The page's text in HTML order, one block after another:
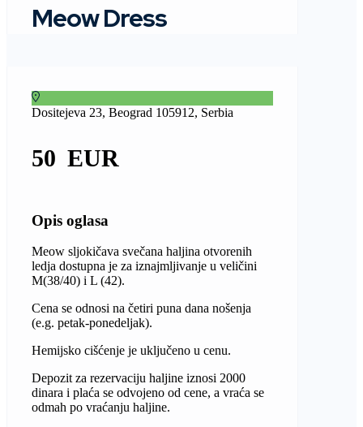
Meow Dress
Dositejeva 23, Beograd 105912, Serbia
50
Opis oglasa
Meow sljokičava svečana haljina otvorenih
ledja dostupna je za iznajmljivanje u veličini
M(38/40) i L (42).
Cena se odnosi na četiri puna dana nošenja
(e.g. petak-ponedeljak).
Hemijsko cišćenje je uključeno u cenu.
Depozit za rezervaciju haljine iznosi 2000
dinara i plaća se odvojeno od cene, a vraća se
odmah po vraćanju haljine.